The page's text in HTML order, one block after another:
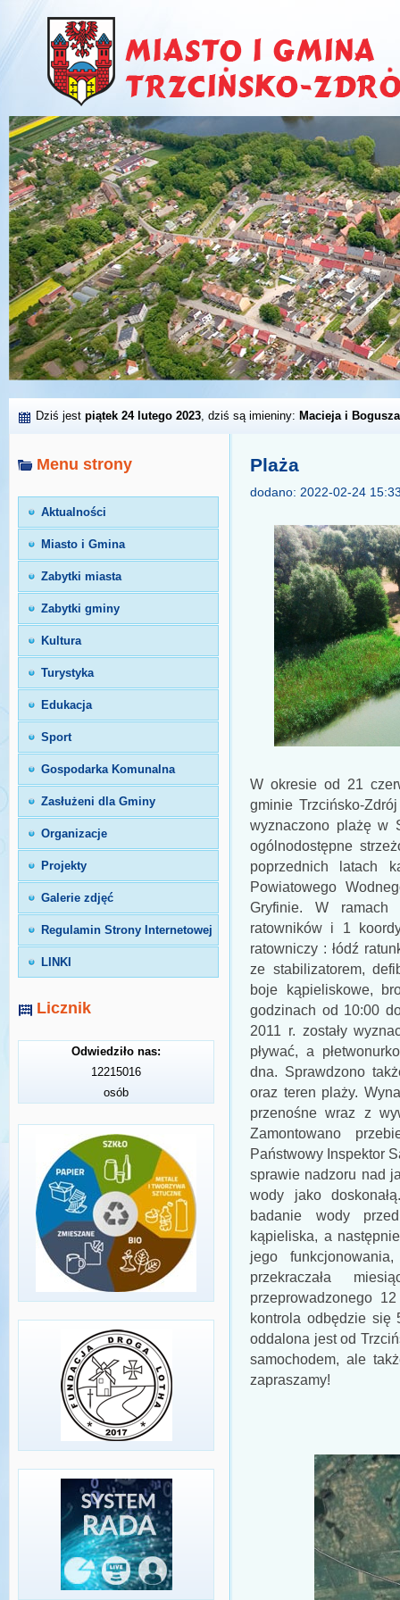
Dziś jest piątek 24 lutego 2023, dziś są imieniny: Macieja i Bogusza
Menu strony
Aktualności
Miasto i Gmina
Zabytki miasta
Zabytki gminy
Kultura
Turystyka
Edukacja
Sport
Gospodarka Komunalna
Zasłużeni dla Gminy
Organizacje
Projekty
Galerie zdjęć
Regulamin Strony Internetowej
LINKI
Licznik
Odwiedziło nas:
12215016
osób
Plaża
dodano: 2022-02-24
W okresie od 21
gminie Trzcińsko-
wyznaczono plażę w
ogólnodostępne
poprzednich latach
Powiatowego
Gryfinie. W ramach
ratowników i 1
ratowniczy : łódź
ze stabilizatorem,
boje kąpieliskowe,
godzinach od 10:00
2011 r. zostały
pływać, a
dna. Sprawdzono
oraz teren plaży.
przenośne wraz z
Zamontowano
Państwowy Inspektor
sprawie nadzoru nad
wody jako
badanie wody
kąpieliska, a
jego
przekraczała
przeprowadzonego
kontrola odbędzie się
oddalona jest od
samochodem, ale
zapraszamy!